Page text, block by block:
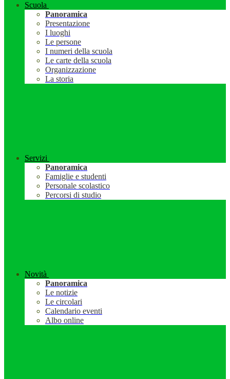
Scuola
Panoramica
Presentazione
I luoghi
Le persone
I numeri della scuola
Le carte della scuola
Organizzazione
La storia
Servizi
Panoramica
Famiglie e studenti
Personale scolastico
Percorsi di studio
Novità
Panoramica
Le notizie
Le circolari
Calendario eventi
Albo online